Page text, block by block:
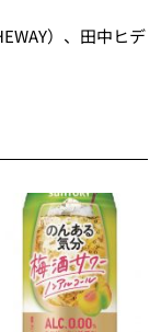
）、田中ヒデ